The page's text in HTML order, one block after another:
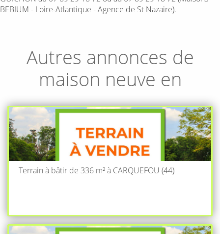
BEBIUM - Loire-Atlantique - Agence de St Nazaire).
Autres annonces de
maison neuve en
Terrain à bâtir de 336 m² à CARQUEFOU (44)